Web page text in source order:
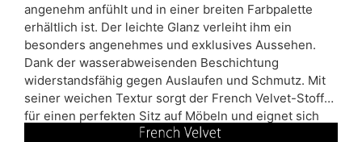
angenehm anfühlt und in einer breiten Farbpalette
erhältlich ist. Der leichte Glanz verleiht ihm ein
besonders angenehmes und exklusives Aussehen.
Dank der wasserabweisenden Beschichtung
widerstandsfähig gegen Auslaufen und Schmutz. Mit
seiner weichen Textur sorgt der French Velvet-Stoff
für einen perfekten Sitz auf Möbeln und eignet sich
auch als Dekorationsstoff, z.B. für Kissen oder